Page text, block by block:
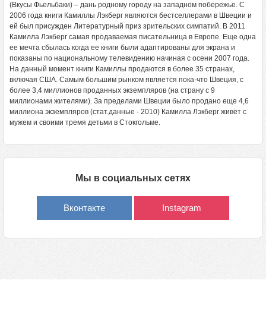
(Вкусы Фьельбаки) – дань родному городу на западном побережье. С
2006 года книги Камиллы Лэкберг являются бестселлерами в Швеции и
ей был присужден Литературный приз зрительских симпатий. В 2011
Камилла Лэкберг самая продаваемая писательница в Европе. Еще одна
ее мечта сбылась когда ее книги были адаптированы для экрана и
показаны по национальному телевидению начиная с осени 2007 года.
На данный момент книги Камиллы продаются в более 35 странах,
включая США. Самым большим рынком является пока-что Швеция, с
более 3,4 миллионов проданных экземпляров (на страну с 9
миллионами жителями). За пределами Швеции было продано еще 4,6
миллиона экземпляров (стат.данные - 2010) Камилла Лэкберг живёт с
мужем и своими тремя детьми в Стокгольме.
Мы в социальных сетях
Вконтакте Instagram